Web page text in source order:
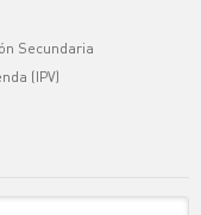
Secundaria
(IPV)